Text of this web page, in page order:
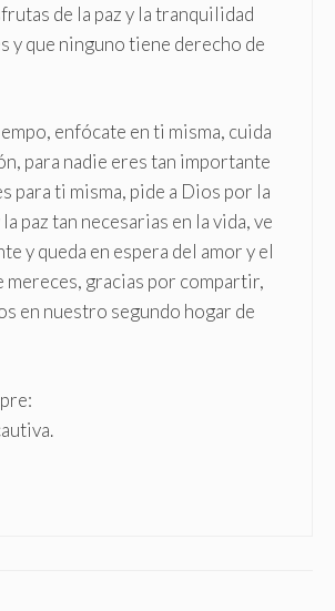
de la paz y la tranquilidad
y que ninguno tiene derecho de
enfócate en ti misma, cuida
para nadie eres tan importante
para ti misma, pide a Dios por la
paz tan necesarias en la vida, ve
y queda en espera del amor y el
mereces, gracias por compartir,
en nuestro segundo hogar de